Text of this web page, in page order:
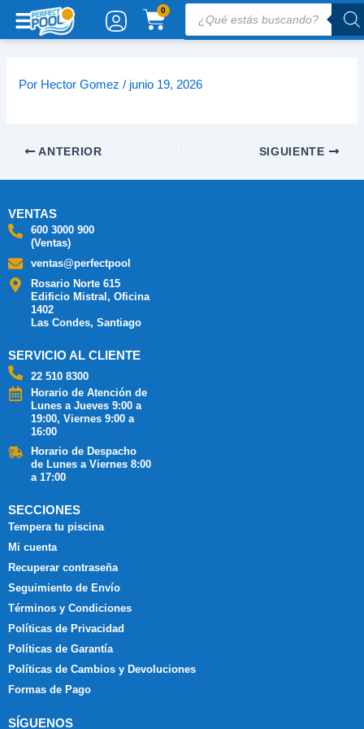
0
CARRITO
productos
Por Hector Gomez/ junio 19, 2026
ANTERIOR SIGUIENTE
VENTAS
600 3000 900
(Ventas)
ventas@perfectpool
Rosario Norte 615
Edificio Mistral, Oficina
1402
Las Condes, Santiago
SERVICIO AL CLIENTE
22 510 8300
Horario de Atención de
Lunes a Jueves 9:00 a
19:00, Viernes 9:00 a
16:00
Horario de Despacho
de Lunes a Viernes 8:00
a 17:00
SECCIONES
Tempera tu piscina
Mi cuenta
Recuperar contraseña
Seguimiento de Envío
Términos y Condiciones
Políticas de Privacidad
Políticas de Garantía
Políticas de Cambios y Devoluciones
Formas de Pago
SÍGUENOS